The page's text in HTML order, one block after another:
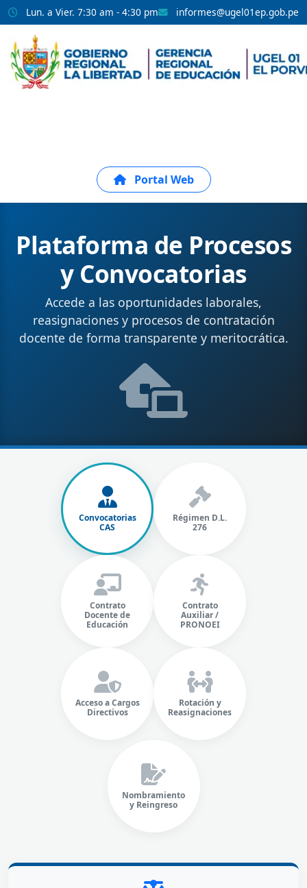
Lun. a Vier. 7:30 am - 4:30 pm informes@ugel01ep.gob.pe
Portal Web
Plataforma de Procesos
y Convocatorias
Accede a las oportunidades laborales,
reasignaciones y procesos de contratación
docente de forma transparente y meritocrática.
Convocatorias
CAS
Régimen D.L.
276
Contrato
Docente de
Educación
Contrato
Auxiliar /
PRONOEI
Acceso a Cargos
Directivos
Rotación y
Reasignaciones
Nombramiento
y Reingreso